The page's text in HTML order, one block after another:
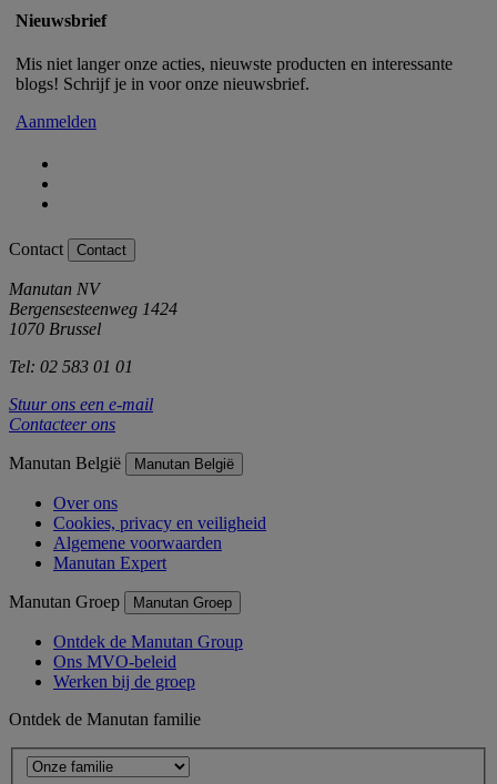
Nieuwsbrief
Mis niet langer onze acties, nieuwste producten en interessante
blogs! Schrijf je in voor onze nieuwsbrief.
Aanmelden
Contact Contact
Manutan NV
Bergensesteenweg 1424
1070 Brussel
Tel: 02 583 01 01
Stuur ons een e-mail
Contacteer ons
Manutan België Manutan België
Over ons
Cookies, privacy en veiligheid
Algemene voorwaarden
Manutan Expert
Manutan Groep Manutan Groep
Ontdek de Manutan Group
Ons MVO-beleid
Werken bij de groep
Ontdek de Manutan familie